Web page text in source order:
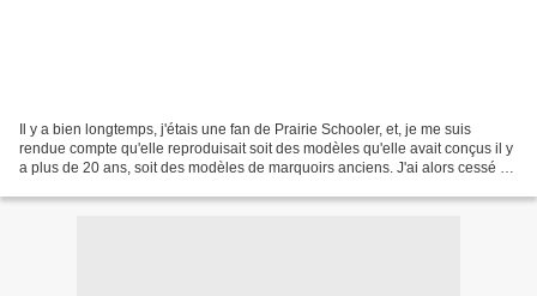
Il y a bien longtemps, j'étais une fan de Prairie Schooler, et, je me suis
rendue compte qu'elle reproduisait soit des modèles qu'elle avait conçus il y
a plus de 20 ans, soit des modèles de marquoirs anciens. J'ai alors cessé de